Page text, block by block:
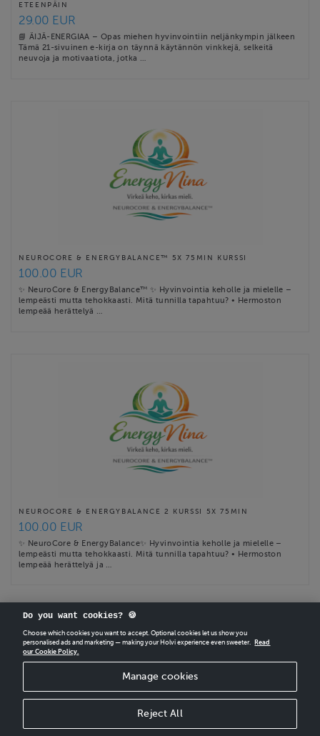
ETEENPÄIN
29.00 EUR
📘 ÄIJÄ-ENERGIAA – Opas miehen hyvinvointiin neljänkympin jälkeen
Tämä 21-sivuinen e-kirja on täynnä käytännön vinkkejä, selkeitä
neuvoja ja motivaatiota, jotka …
NEUROCORE & ENERGYBALANCE™ 5X 75MIN KURSSI
100.00 EUR
✨ NeuroCore & EnergyBalance™ ✨ Hyvinvointia keholle ja mielelle –
lempeästi mutta tehokkaasti. Mitä tunnilla tapahtuu? • Hermoston
lempeää herättelyä …
NEUROCORE & ENERGYBALANCE 2 KURSSI 5X 75MIN
100.00 EUR
✨ NeuroCore & EnergyBalance✨ Hyvinvointia keholle ja mielelle –
lempeästi mutta tehokkaasti. Mitä tunnilla tapahtuu? • Hermoston
lempeää herättelyä ja …
CREATEYOUR OWN HOLVI ONLINE STORE IN MINUTES.
Do you want cookies? 🍪
Choose which cookies you want to accept. Optional cookies let us show you
personalised ads and marketing — making your Holvi experience even sweeter.
Read
our Cookie Policy.
Manage cookies
Reject All